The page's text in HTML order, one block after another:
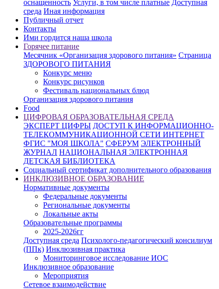
оснащенность Услуги, в том числе платные Доступная
среда Иная информация
Публичный отчет
Контакты
Ими гордится наша школа
Горячее питание
Месячник «Организация здорового питания» Страница
ЗДОРОВОГО ПИТАНИЯ
Конкурc меню
Конкурс рисунков
Фестиваль национальных блюд
Организация здорового питания
Food
ЦИФРОВАЯ ОБРАЗОВАТЕЛЬНАЯ СРЕДА
ЭКСПЕРТ ЦИФРЫ ДОСТУП К ИНФОРМАЦИОННО-
ТЕЛЕКОММУНИКАЦИОННОЙ СЕТИ ИНТЕРНЕТ
ФГИС "МОЯ ШКОЛА" СФЕРУМ ЭЛЕКТРОННЫЙ
ЖУРНАЛ НАЦИОНАЛЬНАЯ ЭЛЕКТРОННАЯ
ДЕТСКАЯ БИБЛИОТЕКА
Социальный сертификат дополнительного образования
ИНКЛЮЗИВНОЕ ОБРАЗОВАНИЕ
Нормативные документы
Федеральные документы
Региональные документы
Локальные акты
Образовательные программы
2025-2026гг
Доступная среда Психолого-педагогический консилиум
(ППк) Инклюзивная практика
Мониторинговое исследование ИОС
Инклюзивное образование
Мероприятия
Сетевое взаимодействие